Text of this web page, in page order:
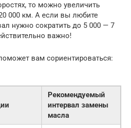
то можно увеличить
000 км. А если вы любите
нужно сократить до 5 000 — 7
важно!
вам сориентироваться:
Рекомендуемый
интервал замены
масла